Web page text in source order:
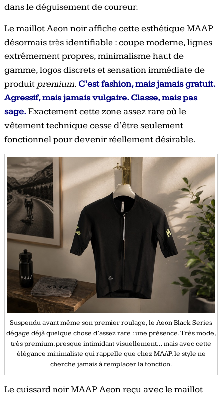
dans le déguisement de coureur.
Le maillot Aeon noir affiche cette esthétique MAAP
désormais très identifiable : coupe moderne, lignes
extrêmement propres, minimalisme haut de
gamme, logos discrets et sensation immédiate de
produit premium. C’est fashion, mais jamais gratuit.
Agressif, mais jamais vulgaire. Classe, mais pas
sage.Exactement cette zone assez rare où le
vêtement technique cesse d’être seulement
fonctionnel pour devenir réellement désirable.
Suspendu avant même son premier roulage, le Aeon Black Series
dégage déjà quelque chose d’assez rare : une présence. Très mode,
très premium, presque intimidant visuellement… mais avec cette
élégance minimaliste qui rappelle que chez MAAP, le style ne
cherche jamais à remplacer la fonction.
Le cuissard noir MAAP Aeon reçu avec le maillot